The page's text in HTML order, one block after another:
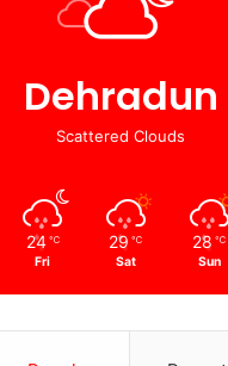
Dehradun
Scattered Clouds
24 ℃
Fri
29 ℃
Sat
28 ℃
Sun